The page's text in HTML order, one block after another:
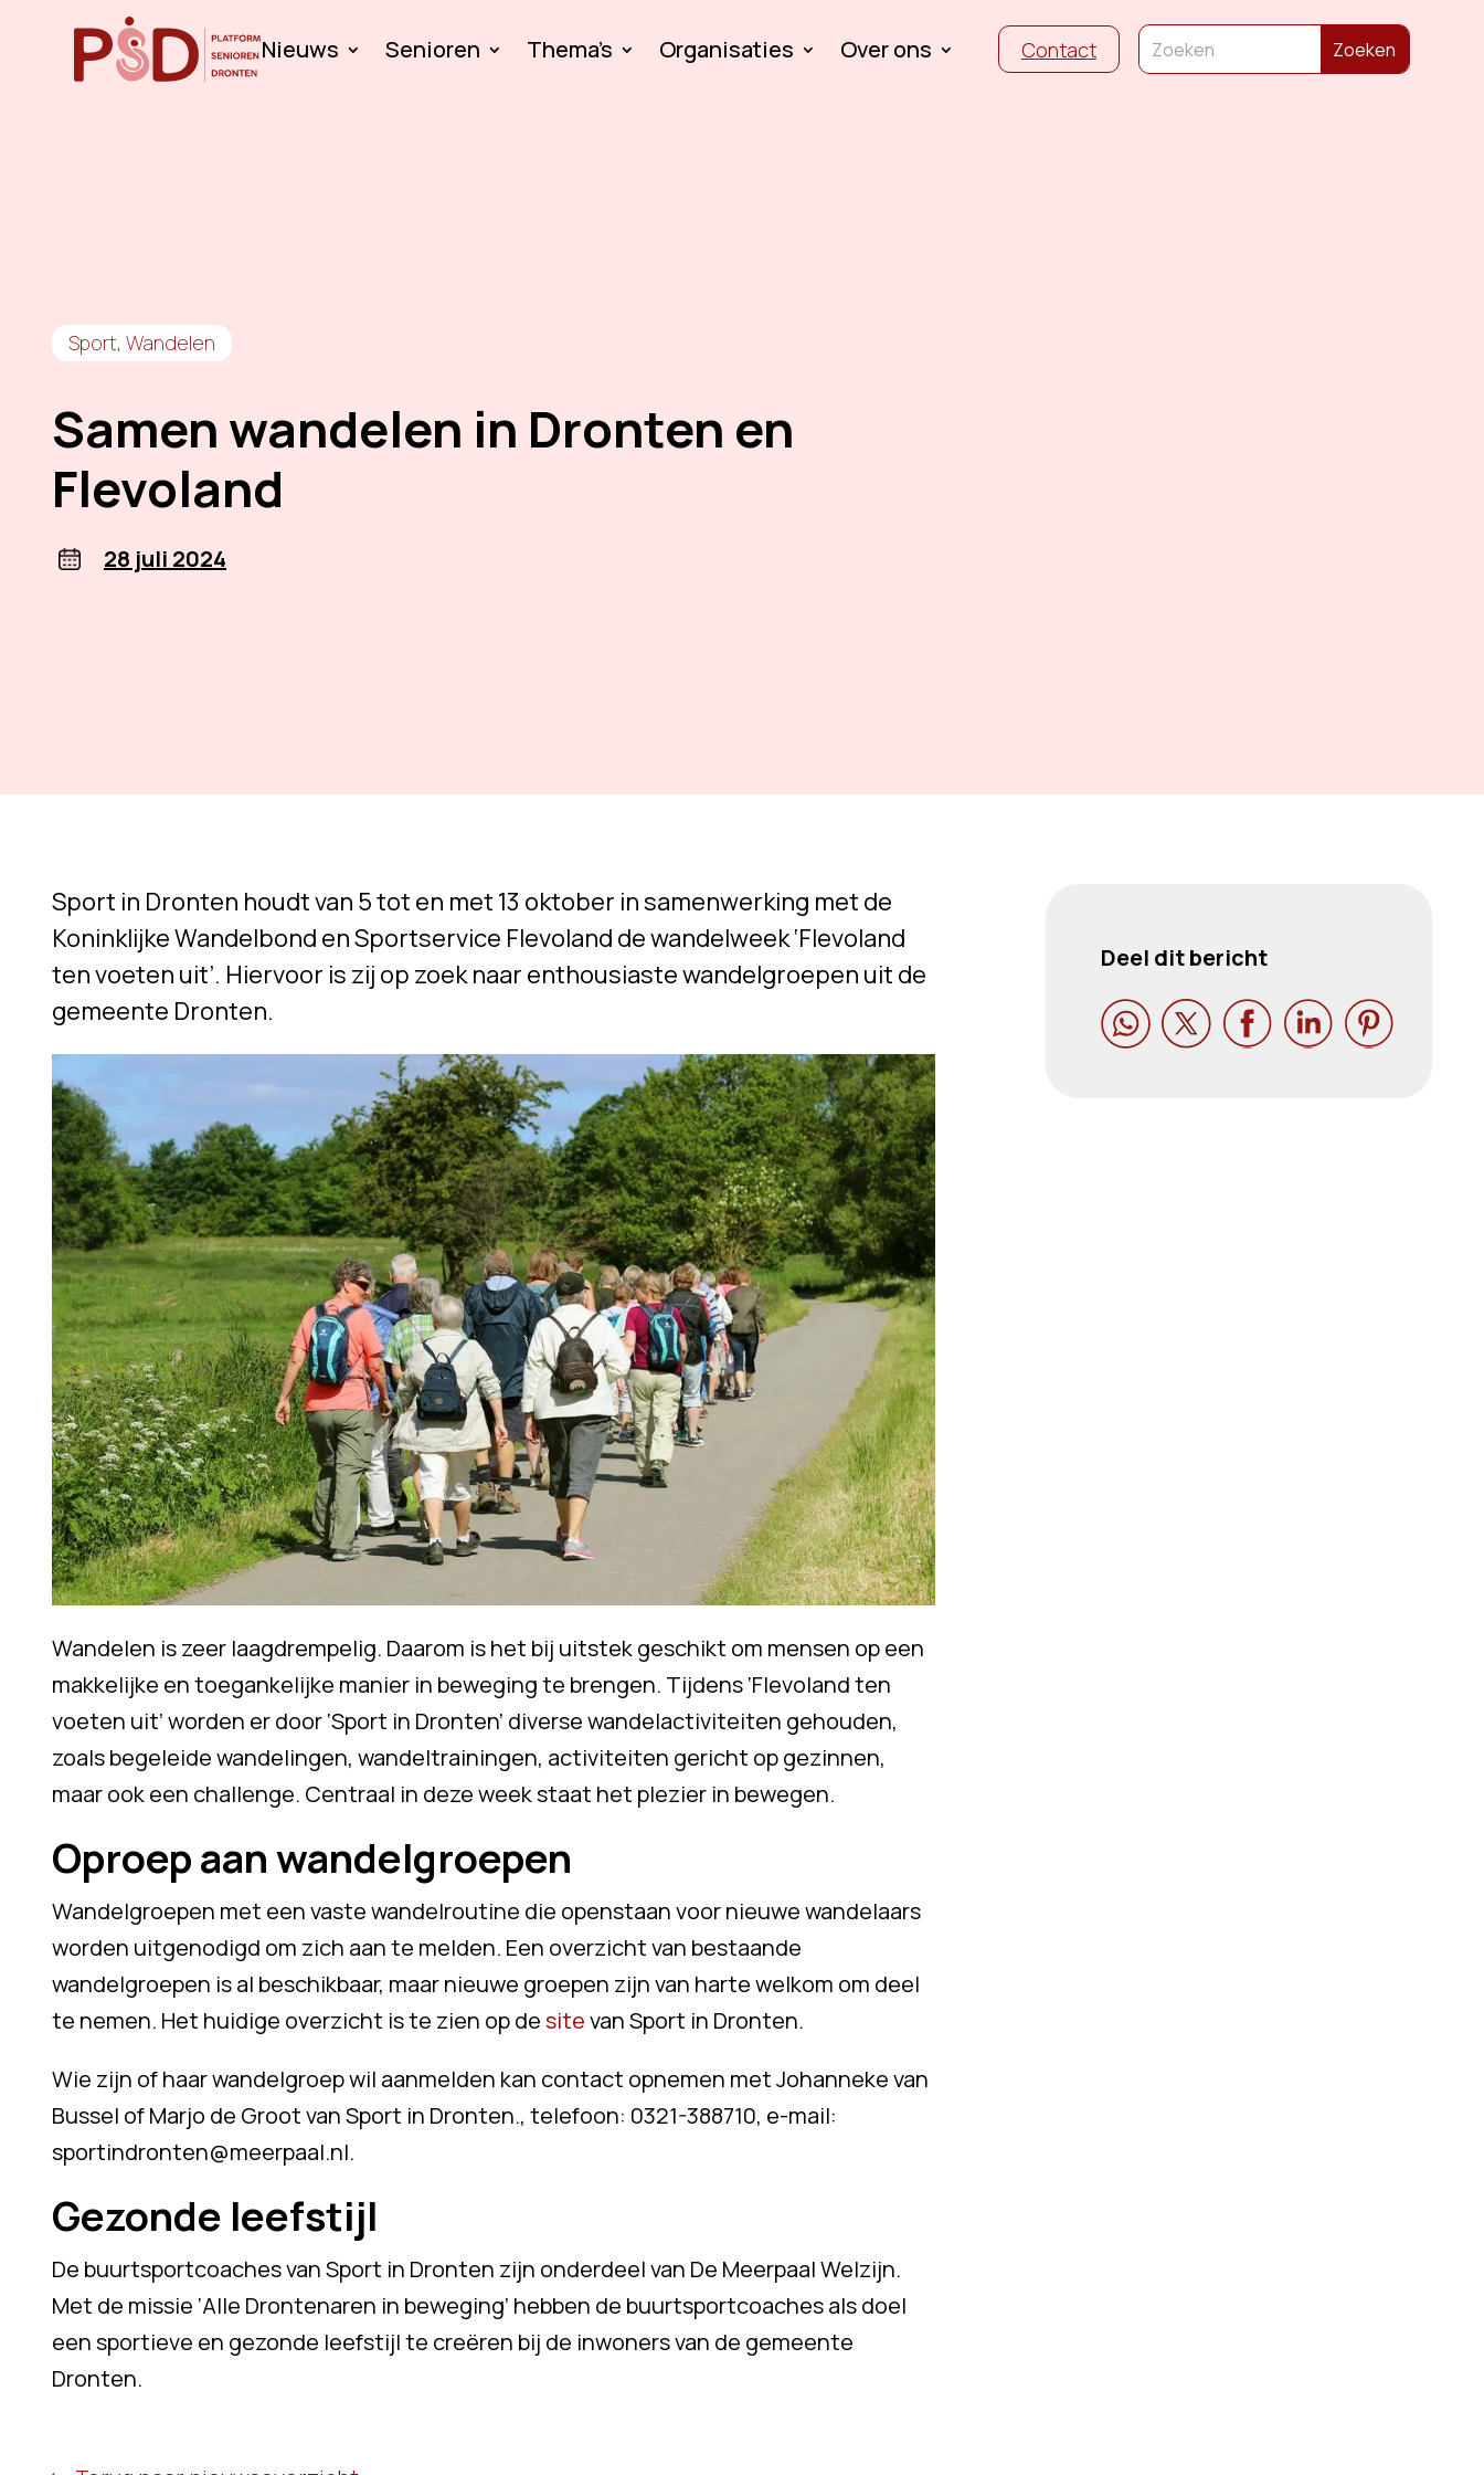
Nieuws Senioren Thema’s Organisaties Over ons Contact
Sport, Wandelen
Samen wandelen in Dronten en
Flevoland
28 juli 2024
Sport in Dronten houdt van 5 tot en met 13 oktober in samenwerking met de
Koninklijke Wandelbond en Sportservice Flevoland de wandelweek ‘Flevoland
ten voeten uit’. Hiervoor is zij op zoek naar enthousiaste wandelgroepen uit de
gemeente Dronten.
Wandelen is zeer laagdrempelig. Daarom is het bij uitstek geschikt om mensen op een
makkelijke en toegankelijke manier in beweging te brengen. Tijdens ‘Flevoland ten
voeten uit’ worden er door ‘Sport in Dronten’ diverse wandelactiviteiten gehouden,
zoals begeleide wandelingen, wandeltrainingen, activiteiten gericht op gezinnen,
maar ook een challenge. Centraal in deze week staat het plezier in bewegen.
Oproep aan wandelgroepen
Wandelgroepen met een vaste wandelroutine die openstaan voor nieuwe wandelaars
worden uitgenodigd om zich aan te melden. Een overzicht van bestaande
wandelgroepen is al beschikbaar, maar nieuwe groepen zijn van harte welkom om deel
te nemen. Het huidige overzicht is te zien op desitevan Sport in Dronten.
Wie zijn of haar wandelgroep wil aanmelden kan contact opnemen met Johanneke van
Bussel of Marjo de Groot van Sport in Dronten., telefoon: 0321-388710, e-mail:
sportindronten@meerpaal.nl.
Gezonde leefstijl
De buurtsportcoaches van Sport in Dronten zijn onderdeel van De Meerpaal Welzijn.
Met de missie ‘Alle Drontenaren in beweging’ hebben de buurtsportcoaches als doel
een sportieve en gezonde leefstijl te creëren bij de inwoners van de gemeente
Dronten.
Deel dit bericht
    